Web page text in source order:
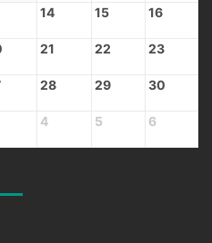
14 15 16
21 22 23
28 29 30
4 5 6